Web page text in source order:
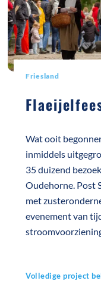
Friesland
Wat ooit
inmiddels
35 duizend
Oudehorne. Post
met
evenement van
Volledige project